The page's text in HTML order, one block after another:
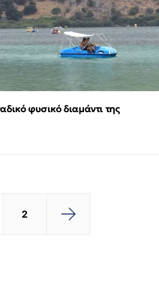
φυσικό διαμάντι της
2